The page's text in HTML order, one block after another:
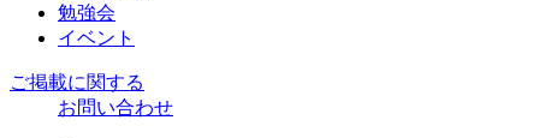
勉強会
イベント
ご掲載に関する
お問い合わせ